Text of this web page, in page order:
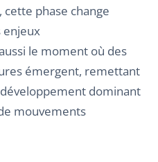
phase change
enjeux
le moment où des
émergent, remettant
dominant
mouvements